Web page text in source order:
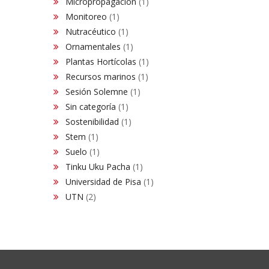
Monitoreo (1)
Nutracéutico (1)
Ornamentales (1)
Plantas Hortícolas (1)
Recursos marinos (1)
Sesión Solemne (1)
Sin categoría (1)
Sostenibilidad (1)
Stem (1)
Suelo (1)
Tinku Uku Pacha (1)
Universidad de Pisa (1)
UTN (2)